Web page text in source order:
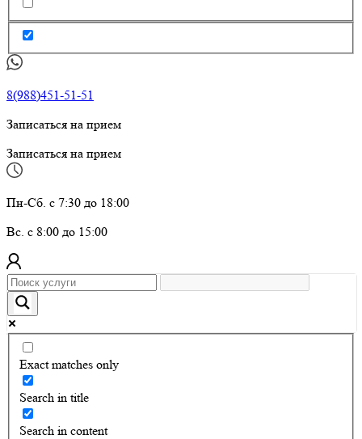
8(988)451-51-51
Записаться на прием
Записаться на прием
Пн-Сб. с 7:30 до 18:00
Вс. с 8:00 до 15:00
Exact matches only
Search in title
Search in content